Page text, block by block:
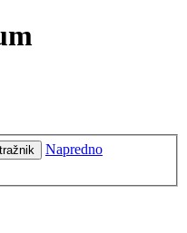
Napredno